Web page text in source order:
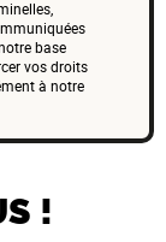
base
vos droits
à notre
!